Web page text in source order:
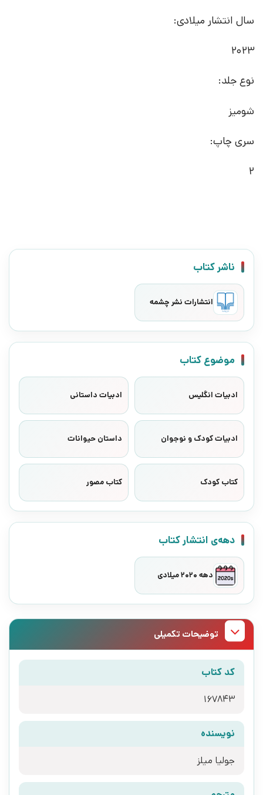
سال انتشار میلادی:
2023
نوع جلد:
شومیز
سری چاپ:
2
ناشر کتاب
انتشارات نشر چشمه
موضوع کتاب
ادبیات انگلیس ادبیات داستانی
ادبیات کودک و نوجوان داستان حیوانات
کتاب کودک کتاب مصور
دهه‌ی انتشار کتاب
دهه 2020 میلادی
توضیحات تکمیلی
کد کتاب
167843
نویسنده
جولیا میلز